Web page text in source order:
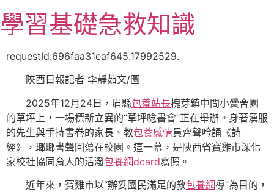
至
主
學習基礎急救知識
requestId:696faa31eaf645.17992529.
陜西日報記者 李靜茹文/圖
2025年12月24日，眉縣包養站長槐芽鎮中間小黌舍園
的草坪上，一場標新立異的“草坪唸書會”正在舉辦。身著漢服
的先生與手持書卷的家長、教包養感情員齊聲吟誦《詩
經》，瑯瑯書聲回蕩在校園。這一幕，是陜西省寶雞市深化
家校社協同育人的活潑包養網dcard寫照。
近年來，寶雞市以“辦妥國民滿足的教包養網導”為目的，